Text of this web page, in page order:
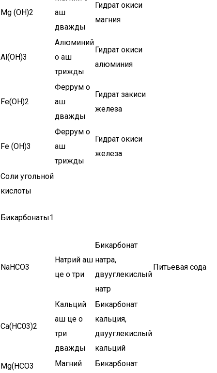
Mg (ОН)2
аш
дважды
Гидрат окиси
магния
Аl(ОН)3
Алюминий
о аш
трижды
Гидрат окиси
алюминия
Fe(OH)2
Феррум о
аш
дважды
Гидрат закиси
железа
Fe (ОН)3
Феррум о
аш
трижды
Гидрат окиси
железа
Соли угольной
кислоты
Бикарбонаты1
NaHCO3
Натрий аш
це о три
Бикарбонат
натра,
двууглекислый
натр
Питьевая сода
Ca(HC03)2
Кальций
аш це о
три
дважды
Бикарбонат
кальция,
двууглекислый
кальций
Mg(HCO3
Магний
Бикарбонат